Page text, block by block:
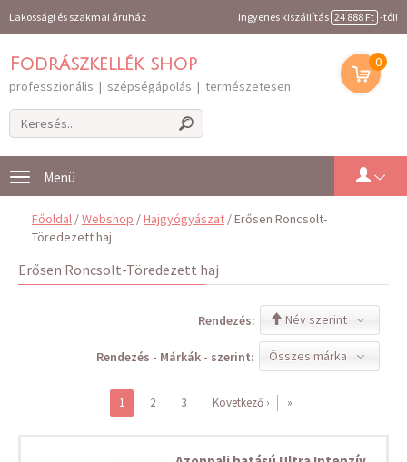
Lakossági és szakmai áruház Ingyenes kiszállítás 24 888 Ft -tól!
Fodrászkellék shop
professzionális | szépségápolás | természetesen
0
Toggle
navigation
Főoldal /Webshop /Hajgyógyászat / Erősen Roncsolt-
Töredezett haj
Erősen Roncsolt-Töredezett haj
Név szerint
Rendezés:
Összes márka
Rendezés - Márkák - szerint:
1 2 3 Következő › »